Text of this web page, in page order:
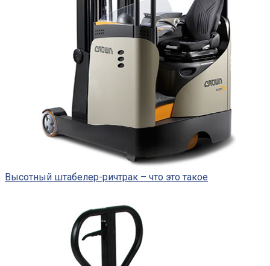
Высотный штабелер-ричтрак – что это такое